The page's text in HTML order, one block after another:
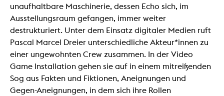
unaufhaltbare Maschinerie, dessen Echo sich, im
Ausstellungsraum gefangen, immer weiter
destrukturiert. Unter dem Einsatz digitaler Medien ruft
Pascal Marcel Dreier unterschiedliche Akteur*innen zu
einer ungewohnten Crew zusammen. In der Video
Game Installation gehen sie auf in einem mitreißenden
Sog aus Fakten und Fiktionen, Aneignungen und
Gegen-Aneignungen, in dem sich ihre Rollen